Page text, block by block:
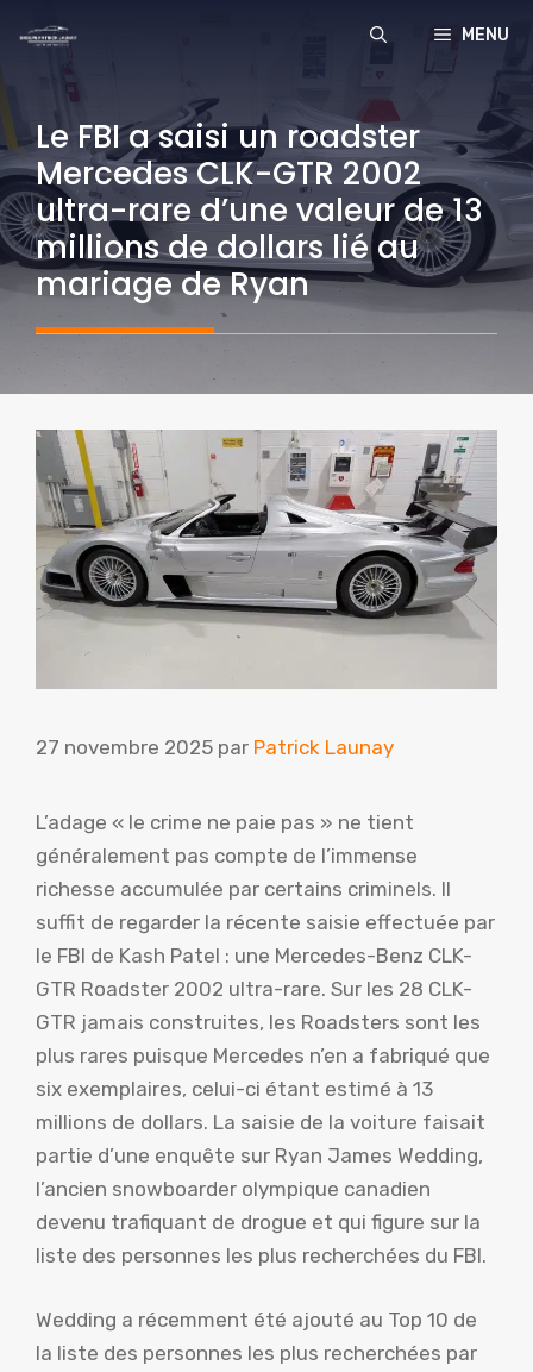
contenu
MENU
Le FBI a saisi un roadster
Mercedes CLK-GTR 2002
ultra-rare d’une valeur de 13
millions de dollars lié au
mariage de Ryan
27 novembre 2025 par Patrick Launay
L’adage « le crime ne paie pas » ne tient
généralement pas compte de l’immense
richesse accumulée par certains criminels. Il
suffit de regarder la récente saisie effectuée par
le FBI de Kash Patel : une Mercedes-Benz CLK-
GTR Roadster 2002 ultra-rare. Sur les 28 CLK-
GTR jamais construites, les Roadsters sont les
plus rares puisque Mercedes n’en a fabriqué que
six exemplaires, celui-ci étant estimé à 13
millions de dollars. La saisie de la voiture faisait
partie d’une enquête sur Ryan James Wedding,
l’ancien snowboarder olympique canadien
devenu trafiquant de drogue et qui figure sur la
liste des personnes les plus recherchées du FBI.
Wedding a récemment été ajouté au Top 10 de
la liste des personnes les plus recherchées par